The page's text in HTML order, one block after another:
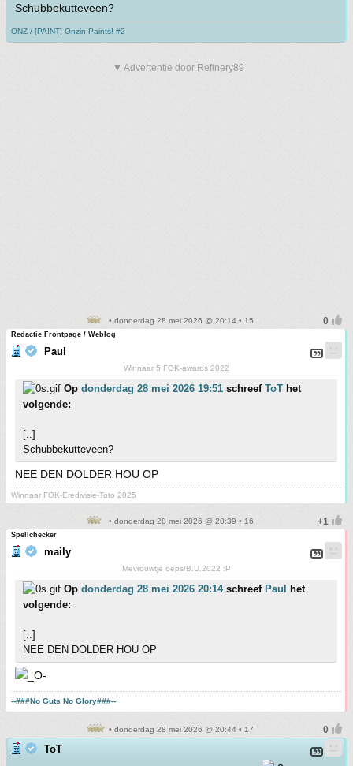
Schubbekutteveen?
ONZ / [PAINT] Onzin Paints! #2
▼ Advertentie door Refinery89
• donderdag 28 mei 2026 @ 20:14 • 15
Redactie Frontpage / Weblog
Paul
Winnaar 5 FOK-awards 2022
Op donderdag 28 mei 2026 19:51 schreef ToT het
volgende:
[..]
Schubbekutteveen?
NEE DEN DOLDER HOU OP
Winnaar FOK-Eredivisie-Toto 2025
• donderdag 28 mei 2026 @ 20:39 • 16
Spellchecker
maily
Mevrouwtje oeps/B.U.2022 :P
Op donderdag 28 mei 2026 20:14schreef Paul het
volgende:
[..]
NEE DEN DOLDER HOU OP
--###No Guts No Glory###--
• donderdag 28 mei 2026 @ 20:44 • 17
ToT